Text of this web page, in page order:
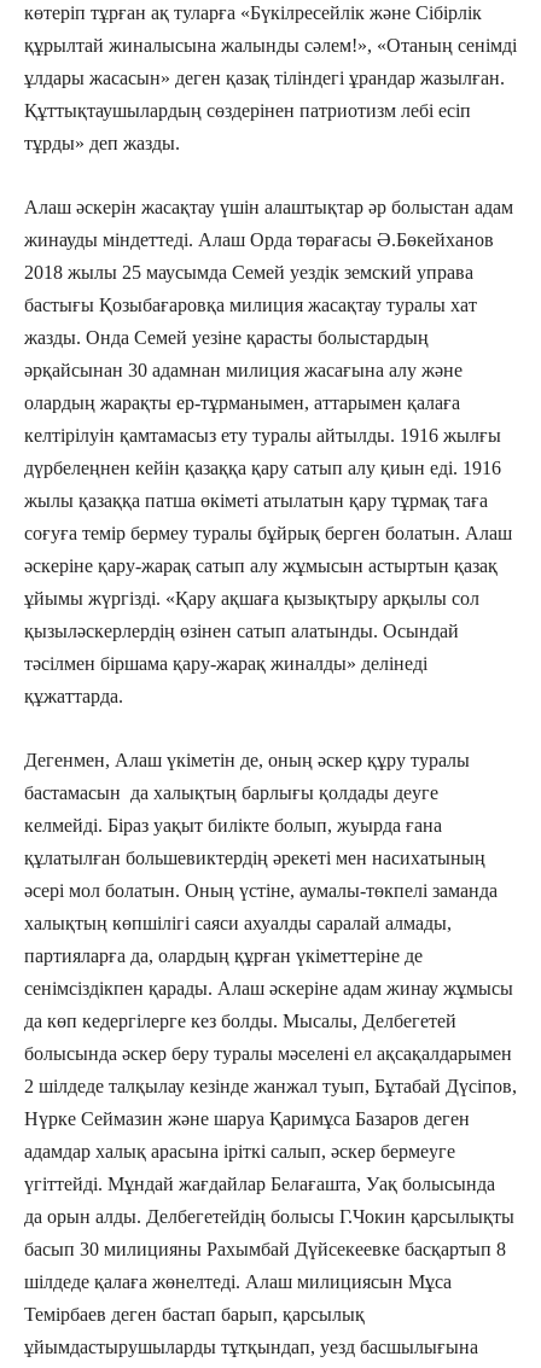
көтеріп тұрған ақ туларға «Бүкілресейлік және Сібірлік
құрылтай жиналысына жалынды сәлем!», «Отаның сенімді
ұлдары жасасын» деген қазақ тіліндегі ұрандар жазылған.
Құттықтаушылардың сөздерінен патриотизм лебі есіп
тұрды» деп жазды.
Алаш әскерін жасақтау үшін алаштықтар әр болыстан адам
жинауды міндеттеді. Алаш Орда төрағасы Ә.Бөкейханов
2018 жылы 25 маусымда Семей уездік земский управа
бастығы Қозыбағаровқа милиция жасақтау туралы хат
жазды. Онда Семей уезіне қарасты болыстардың
әрқайсынан 30 адамнан милиция жасағына алу және
олардың жарақты ер-тұрманымен, аттарымен қалаға
келтірілуін қамтамасыз ету туралы айтылды. 1916 жылғы
дүрбелеңнен кейін қазаққа қару сатып алу қиын еді. 1916
жылы қазаққа патша өкіметі атылатын қару тұрмақ таға
соғуға темір бермеу туралы бұйрық берген болатын. Алаш
әскеріне қару-жарақ сатып алу жұмысын астыртын қазақ
ұйымы жүргізді. «Қару ақшаға қызықтыру арқылы сол
қызыләскерлердің өзінен сатып алатынды. Осындай
тәсілмен біршама қару-жарақ жиналды» делінеді
құжаттарда.
Дегенмен, Алаш үкіметін де, оның әскер құру туралы
бастамасын да халықтың барлығы қолдады деуге
келмейді. Біраз уақыт билікте болып, жуырда ғана
құлатылған большевиктердің әрекеті мен насихатының
әсері мол болатын. Оның үстіне, аумалы-төкпелі заманда
халықтың көпшілігі саяси ахуалды саралай алмады,
партияларға да, олардың құрған үкіметтеріне де
сенімсіздікпен қарады. Алаш әскеріне адам жинау жұмысы
да көп кедергілерге кез болды. Мысалы, Делбегетей
болысында әскер беру туралы мәселені ел ақсақалдарымен
2 шілдеде талқылау кезінде жанжал туып, Бұтабай Дүсіпов,
Нүрке Сеймазин және шаруа Қаримұса Базаров деген
адамдар халық арасына іріткі салып, әскер бермеуге
үгіттейді. Мұндай жағдайлар Белағашта, Уақ болысында
да орын алды. Делбегетейдің болысы Г.Чокин қарсылықты
басып 30 милицияны Рахымбай Дүйсекеевке басқартып 8
шілдеде қалаға жөнелтеді. Алаш милициясын Мұса
Темірбаев деген бастап барып, қарсылық
ұйымдастырушыларды тұтқындап, уезд басшылығына